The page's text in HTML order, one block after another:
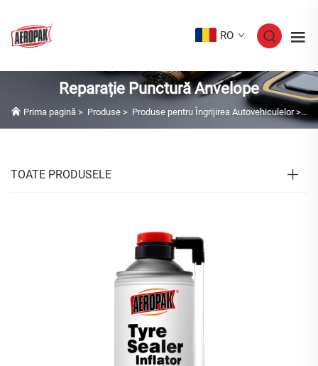
RO
Reparație Punctură Anvelope
Prima pagină > Produse > Produse pentru Îngrijirea Autovehiculelor>
TOATE PRODUSELE